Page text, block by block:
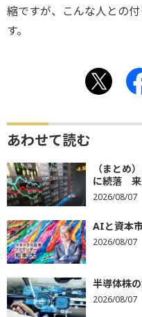
縮ですが、こんな人との
す。
あわせて読む
（まとめ
に続落 来
2026/08/07
AIと資本
2026/08/07
半導体株
2026/08/07